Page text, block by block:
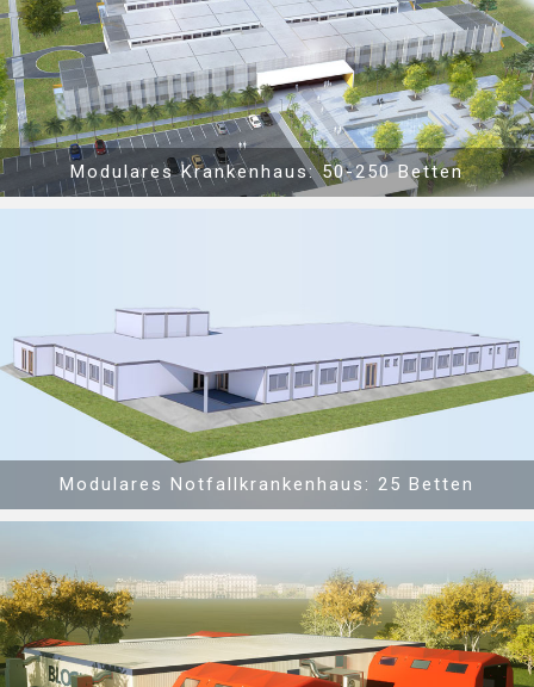
Modulares Krankenhaus: 50-250 Betten
Modulares Notfallkrankenhaus: 25 Betten